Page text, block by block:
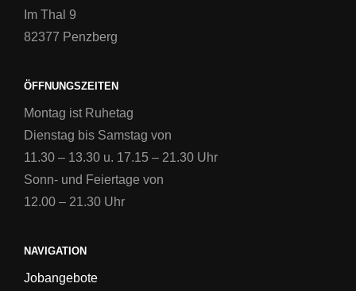
Im Thal 9
82377 Penzberg
ÖFFNUNGSZEITEN
Montag ist Ruhetag
Dienstag bis Samstag von
11.30 – 13.30 u. 17.15 – 21.30 Uhr
Sonn- und Feiertage von
12.00 – 21.30 Uhr
NAVIGATION
Jobangebote